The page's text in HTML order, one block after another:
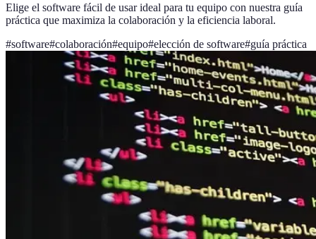
Elige el software fácil de usar ideal para tu equipo con nuestra guía
práctica que maximiza la colaboración y la eficiencia laboral.
#software#colaboración#equipo#elección de software#guía práctica